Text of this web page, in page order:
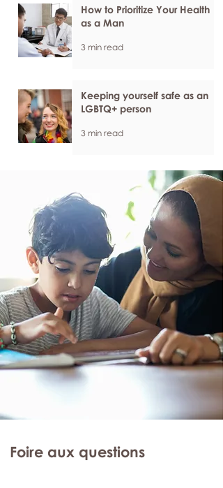
How to Prioritize Your Health
as a Man
3 min read
Keeping yourself safe as an
LGBTQ+ person
3 min read
Foire aux questions